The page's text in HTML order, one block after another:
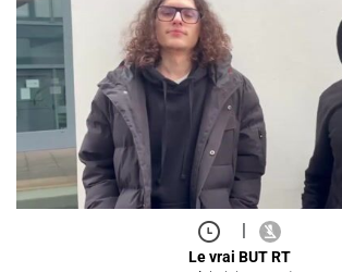
Le vrai BUT RT